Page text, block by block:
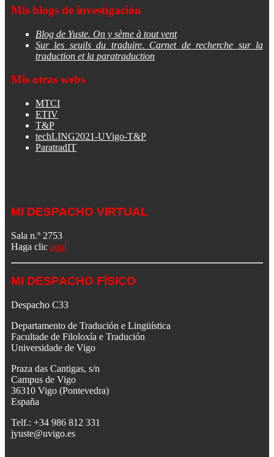
Mis blogs de investigación
Blog de Yuste. On y sème à tout vent
Sur les seuils du traduire. Carnet de recherche sur la
traduction et la paratraduction
Mis otras webs
MTCI
ETIV
T&P
techLING2021-UVigo-T&P
ParatradIT
MI DESPACHO VIRTUAL
Sala n.º 2753
Haga clic aquí
MI DESPACHO FÍSICO
Despacho C33
Departamento de Tradución e Lingüística
Facultade de Filoloxía e Tradución
Universidade de Vigo
Praza das Cantigas, s/n
Campus de Vigo
36310 Vigo (Pontevedra)
España
Telf.: +34 986 812 331
jyuste@uvigo.es